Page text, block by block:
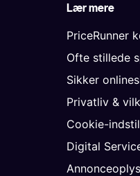
Lær mere
PriceRunner
Ofte stillede
Sikker
Privatliv &
Cookie-
Digital